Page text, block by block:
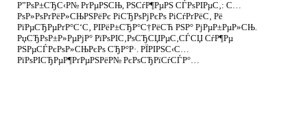
Р”РѕР±СЂС‹Р№ РґРµРЅСЊ, РЅСѓР¶РµРЅ СЃРѕРІРµС‚: С…
РѕР»РѕРґРёР»СЊРЅРёРє РіСЂРѕРјРєРѕ РіСѓРґРёС‚ Рё
РїРµСЂРµРґР°С‘С‚ РІРёР±СЂР°С†РёСЋ РЅР° РјРµР±РµР»СЊ.
РџСЂРѕР±Р»РµРјР° РїРѕРІС‚РѕСЂСЏРµС‚СЃСЏ СѓР¶Рµ
РЅРµСЃРєРѕР»СЊРєРѕ СЂР°Р·. РЇРІРЅС‹С…
РїРѕРІСЂРµР¶РґРµРЅРёР№ РєРѕСЂРїСѓСЃР°…